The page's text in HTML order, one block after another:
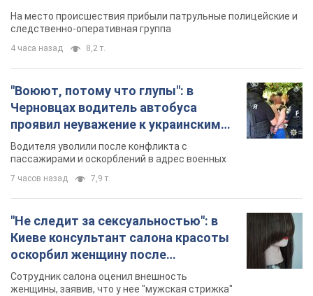
протокол. Видео
На место происшествия прибыли патрульные полицейские и
следственно-оперативная группа
4 часа назад 8,2 т.
"Воюют, потому что глупы": в
Черновцах водитель автобуса
проявил неуважение к украинским
военным и поплатился за это.
Видео
Водителя уволили после конфликта с
пассажирами и оскорблений в адрес военных
7 часов назад 7,9 т.
"Не следит за сексуальностью": в
Киеве консультант салона красоты
оскорбил женщину после
химиотерапии, разгорелся скандал.
Фото
Сотрудник салона оценил внешность
женщины, заявив, что у нее "мужская стрижка"